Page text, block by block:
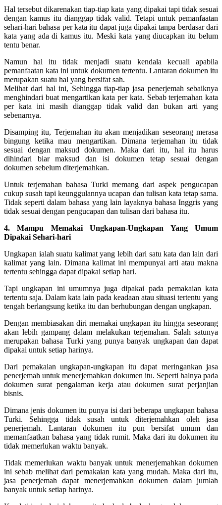
Hal tersebut dikarenakan tiap-tiap kata yang dipakai tapi tidak sesuai
dengan kamus itu dianggap tidak valid. Tetapi untuk pemanfaatan
sehari-hari bahasa per kata itu dapat juga dipakai tanpa berdasar dari
kata yang ada di kamus itu. Meski kata yang diucapkan itu belum
tentu benar.
Namun hal itu tidak menjadi suatu kendala kecuali apabila
pemanfaatan kata ini untuk dokumen tertentu. Lantaran dokumen itu
merupakan suatu hal yang bersifat sah.
Melihat dari hal ini, Sehingga tiap-tiap jasa penerjemah sebaiknya
menghindari buat mengartikan kata per kata. Sebab terjemahan kata
per kata ini masih dianggap tidak valid dan bukan arti yang
sebenarnya.
Disamping itu, Terjemahan itu akan menjadikan seseorang merasa
bingung ketika mau mengartikan. Dimana terjemahan itu tidak
sesuai dengan maksud dokumen. Maka dari itu, hal itu harus
dihindari biar maksud dan isi dokumen tetap sesuai dengan
dokumen sebelum diterjemahkan.
Untuk terjemahan bahasa Turki memang dari aspek pengucapan
cukup susah tapi keunggulannya ucapan dan tulisan kata tetap sama.
Tidak seperti dalam bahasa yang lain layaknya bahasa Inggris yang
tidak sesuai dengan pengucapan dan tulisan dari bahasa itu.
4. Mampu Memakai Ungkapan-Ungkapan Yang Umum
Dipakai Sehari-hari
Ungkapan ialah suatu kalimat yang lebih dari satu kata dan lain dari
kalimat yang lain. Dimana kalimat ini mempunyai arti atau makna
tertentu sehingga dapat dipakai setiap hari.
Tapi ungkapan ini umumnya juga dipakai pada pemakaian kata
tertentu saja. Dalam kata lain pada keadaan atau situasi tertentu yang
tengah berlangsung ketika itu dan berhubungan dengan ungkapan.
Dengan membiasakan diri memakai ungkapan itu hingga seseorang
akan lebih gampang dalam melakukan terjemahan. Salah satunya
merupakan bahasa Turki yang punya banyak ungkapan dan dapat
dipakai untuk setiap harinya.
Dari pemakaian ungkapan-ungkapan itu dapat meringankan jasa
penerjemah untuk menerjemahkan dokumen itu. Seperti halnya pada
dokumen surat pengalaman kerja atau dokumen surat perjanjian
bisnis.
Dimana jenis dokumen itu punya isi dari beberapa ungkapan bahasa
Turki. Sehingga tidak susah untuk diterjemahkan oleh jasa
penerjemah. Lantaran dokumen itu pun bersifat umum dan
memanfaatkan bahasa yang tidak rumit. Maka dari itu dokumen itu
tidak memerlukan waktu banyak.
Tidak memerlukan waktu banyak untuk menerjemahkan dokumen
ini sebab melihat dari pemakaian kata yang mudah. Maka dari itu,
jasa penerjemah dapat menerjemahkan dokumen dalam jumlah
banyak untuk setiap harinya.